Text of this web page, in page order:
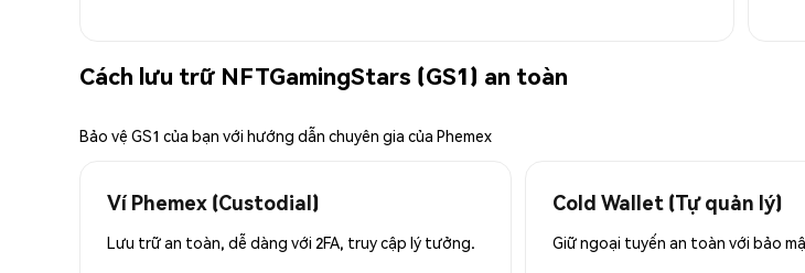
Cách lưu trữ NFTGamingStars (GS1) an toàn
Bảo vệ GS1 của bạn với hướng dẫn chuyên gia của Phemex
Ví Phemex (Custodial)
Lưu trữ an toàn, dễ dàng với 2FA, truy cập lý tưởng.
Cold Wallet (Tự quản lý)
Giữ ngoại tuyến an toàn với bảo